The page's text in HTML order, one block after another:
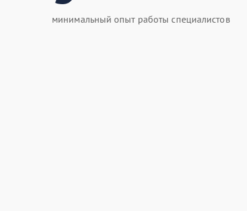
минимальный опыт работы специалистов